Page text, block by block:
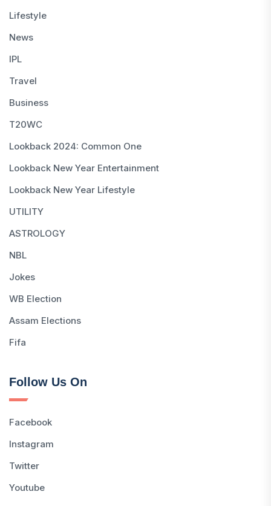
Lifestyle
News
IPL
Travel
Business
T20WC
Lookback 2024: Common One
Lookback New Year Entertainment
Lookback New Year Lifestyle
UTILITY
ASTROLOGY
NBL
Jokes
WB Election
Assam Elections
Fifa
Follow Us On
Facebook
Instagram
Twitter
Youtube